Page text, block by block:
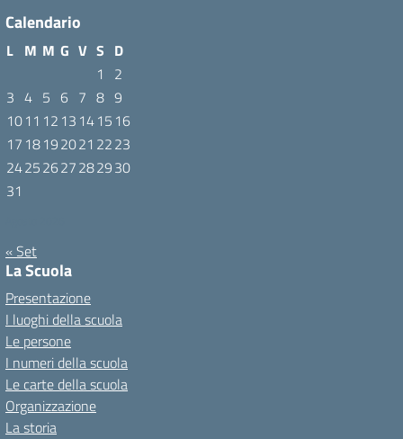
Calendario
L M M G V S D
1
2
3 4 5 6 7 8 9
1011 12 13 1415 16
17 18192021 2223
24252627282930
31
« Set
La Scuola
Presentazione
I luoghi della scuola
Le persone
I numeri della scuola
Le carte della scuola
Organizzazione
La storia